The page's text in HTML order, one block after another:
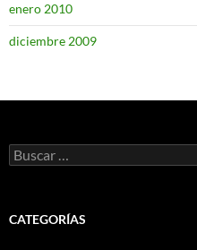
enero 2010
diciembre 2009
Buscar:
CATEGORÍAS